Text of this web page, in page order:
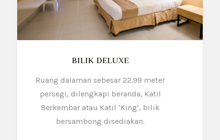
JUNIOR SUITE
Ruang dalaman sebesar 31.2 meter
persegi, dilengkapi ruang tamu,
Katil ‘King’, bilik bersambong
disediakan.